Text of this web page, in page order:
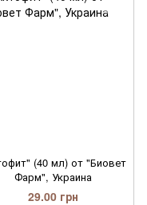
(40 мл) от "Биовет
Фарм", Украина
29.00 грн